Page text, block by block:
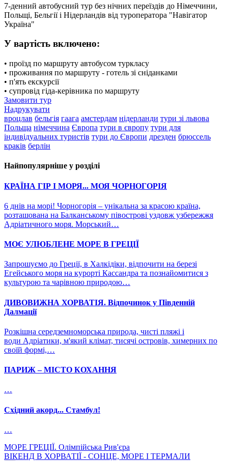
7-денний автобусний тур без нічних переїздів до Німеччини,
Польщі, Бельгії і Нідерландів від туроператора "Навігатор
Україна"
У вартість включено:
• проїзд по маршруту автобусом туркласу
• проживання по маршруту - готель зі сніданками
• п'ять екскурсії
• супровід гіда-керівника по маршруту
Замовити тур
Надрукувати
вроцлав бельгія гаага амстердам нідерланди тури зі львова
Польща німеччина Європа тури в європу тури для
індивідуальних туристів тури до Європи дрезден брюссель
краків берлін
Найпопулярніше у розділі
КРАЇНА ГІР І МОРЯ... МОЯ ЧОРНОГОРІЯ
6 днів на морі! Чорногорія – унікальна за красою країна,
розташована на Балканському півострові уздовж узбережжя
Адріатичного моря. Морський…
МОЄ УЛЮБЛЕНЕ МОРЕ В ГРЕЦІЇ
Запрошуємо до Греції, в Халкідіки, відпочити на березі
Егейського моря на курорті Кассандра та познайомитися з
культурою та чарівною природою…
ДИВОВИЖНА ХОРВАТІЯ. Відпочинок у Південній
Далмації
Розкішна середземноморська природа, чисті пляжі і
води Адріатики, м'який клімат, тисячі островів, химерних по
своїй формі,…
ПАРИЖ – МІСТО КОХАННЯ
…
Східний акорд... Стамбул!
…
МОРЕ ГРЕЦІЇ. Олімпійська Рив'єра
ВІКЕНД В ХОРВАТІЇ - СОНЦЕ, МОРЕ І ТЕРМАЛИ